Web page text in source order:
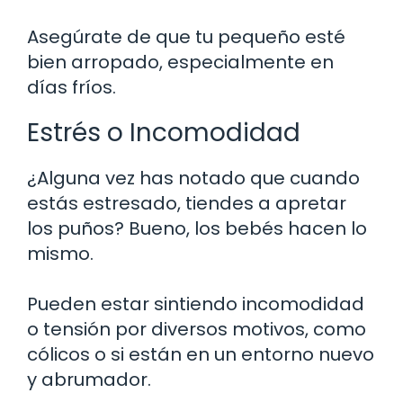
Asegúrate de que tu pequeño esté
bien arropado, especialmente en
días fríos.
Estrés o Incomodidad
¿Alguna vez has notado que cuando
estás estresado, tiendes a apretar
los puños? Bueno, los bebés hacen lo
mismo.
Pueden estar sintiendo incomodidad
o tensión por diversos motivos, como
cólicos o si están en un entorno nuevo
y abrumador.